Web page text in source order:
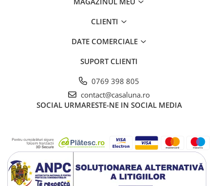
CLIENTI
DATE COMERCIALE
SUPORT CLIENTI
0769 398 805
contact@casaluna.ro
SOCIAL URMARESTE-NE IN SOCIAL MEDIA